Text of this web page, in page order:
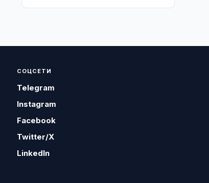
СОЦСЕТИ
Telegram
Instagram
Facebook
Twitter/X
LinkedIn